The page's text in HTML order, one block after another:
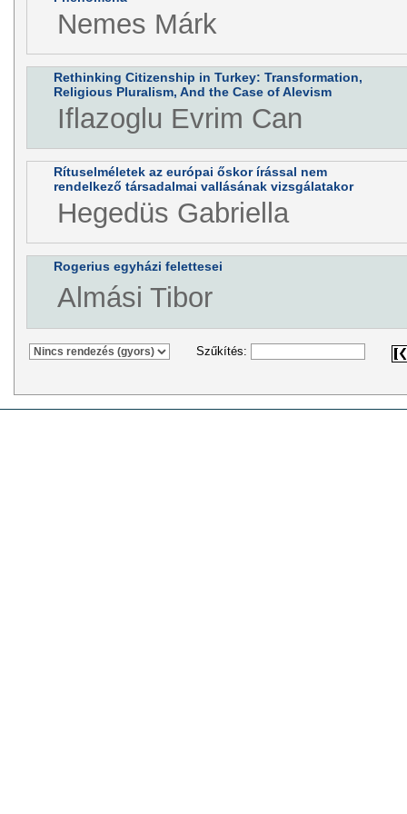
Nemes Márk
Rethinking Citizenship in Turkey: Transformation,
Religious Pluralism, And the Case of Alevism
Iflazoglu Evrim Can
Rítuselméletek az európai őskor írással nem
rendelkező társadalmai vallásának vizsgálatakor
Hegedüs Gabriella
Rogerius egyházi felettesei
Almási Tibor
Szűkítés: